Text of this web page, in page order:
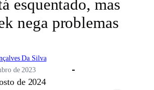
esquentado, mas
nega problemas
Da Silva
de 2023
de 2024